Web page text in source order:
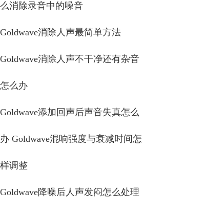
么消除录音中的噪音
Goldwave消除人声最简单方法
Goldwave消除人声不干净还有杂音
怎么办
Goldwave添加回声后声音失真怎么
办 Goldwave混响强度与衰减时间怎
样调整
Goldwave降噪后人声发闷怎么处理